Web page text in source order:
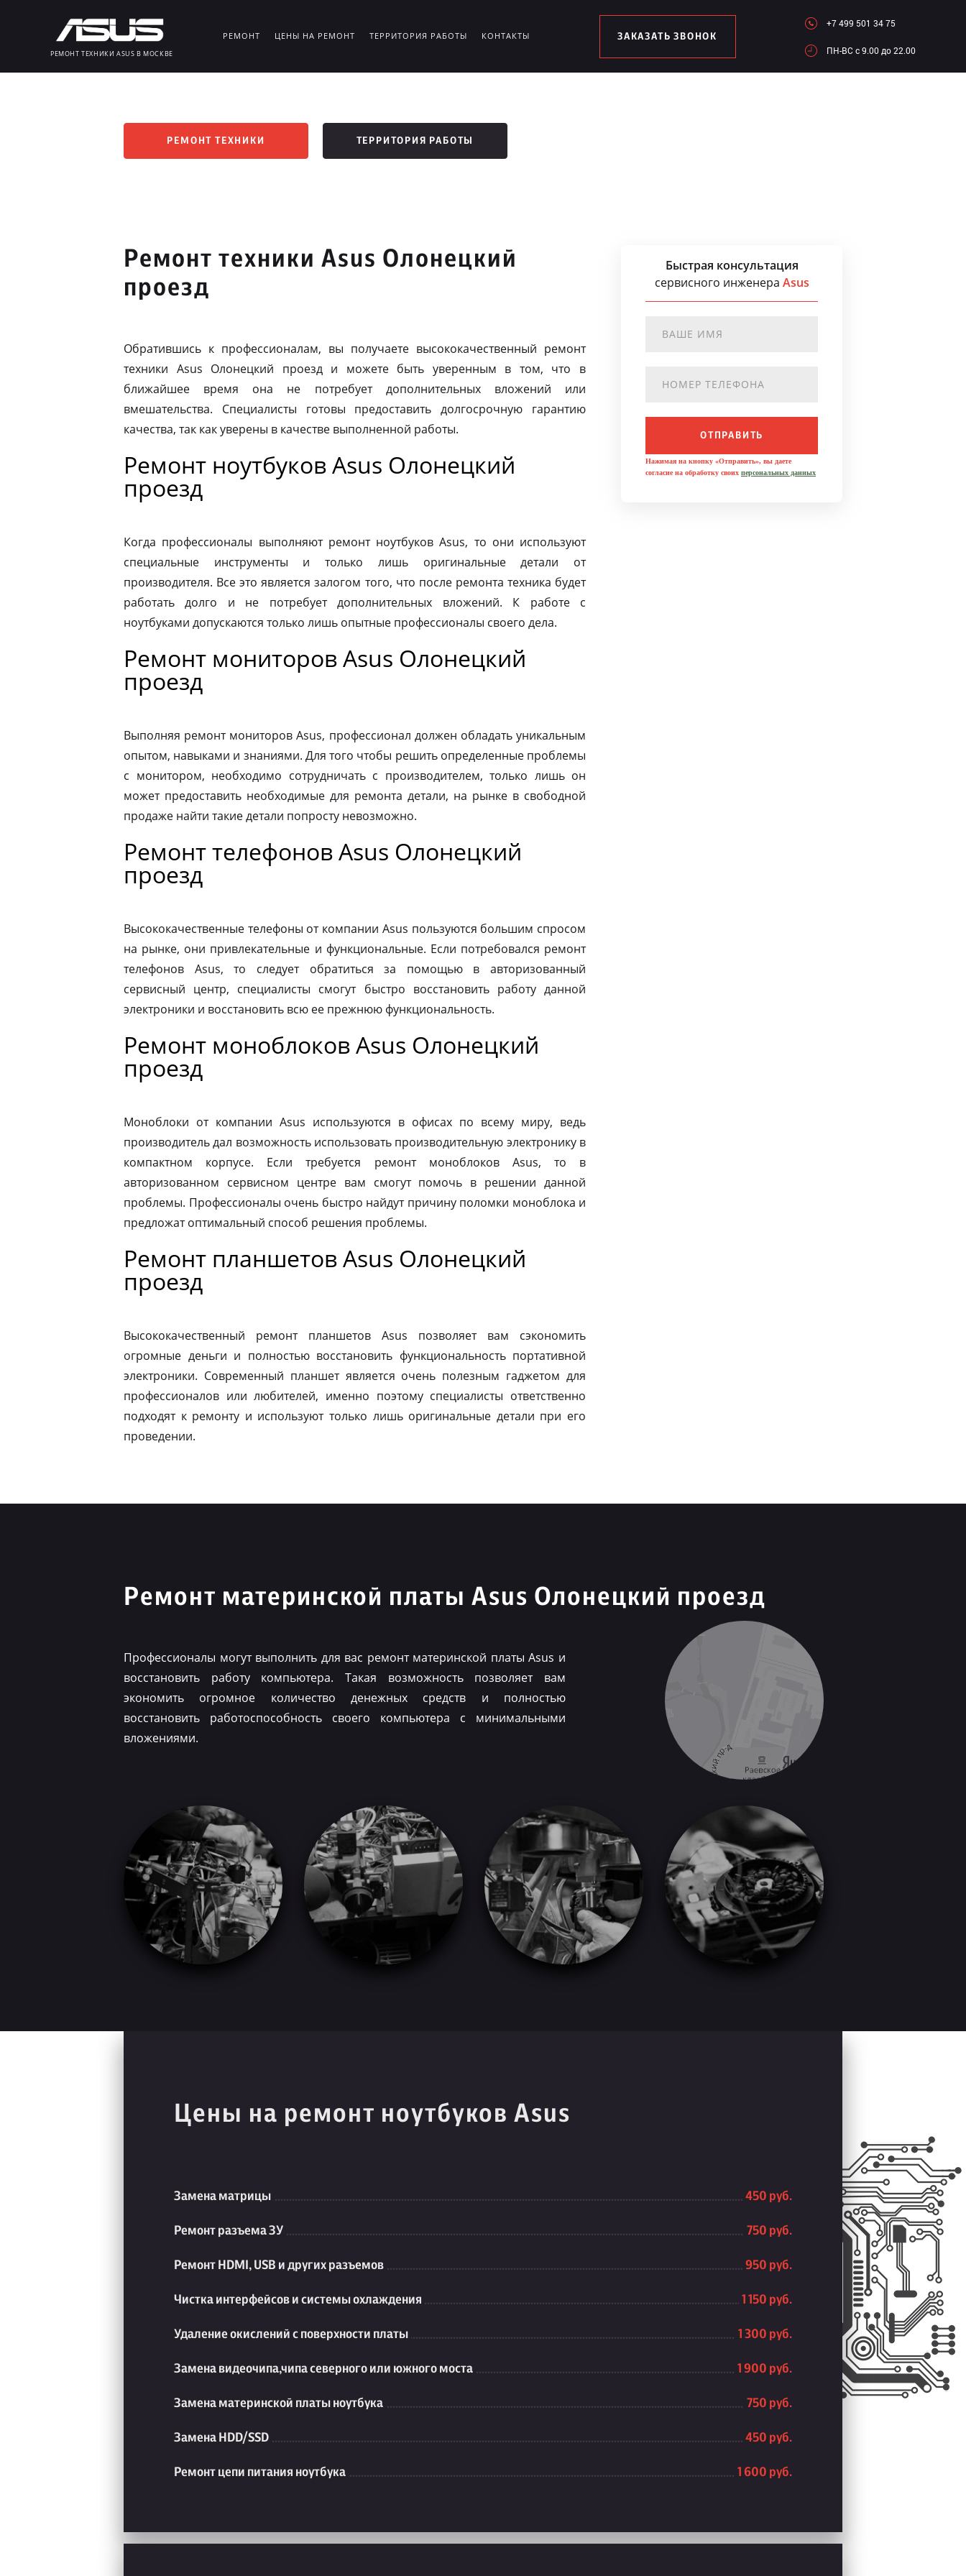
РЕМОНТ ТЕХНИКИ ASUS В МОСКВЕ
РЕМОНТ ЦЕНЫ НА РЕМОНТ ТЕРРИТОРИЯ РАБОТЫ КОНТАКТЫ ЗАКАЗАТЬ ЗВОНОК
+7 499 501 34 75
ПН-ВC c 9.00 до 22.00
РЕМОНТ ТЕХНИКИ ТЕРРИТОРИЯ РАБОТЫ
Ремонт техники Asus Олонецкий
проезд
Обратившись к профессионалам, вы получаете высококачественный ремонт
техники Asus Олонецкий проезд и можете быть уверенным в том, что в
ближайшее время она не потребует дополнительных вложений или
вмешательства. Специалисты готовы предоставить долгосрочную гарантию
качества, так как уверены в качестве выполненной работы.
Ремонт ноутбуков Asus Олонецкий
проезд
Когда профессионалы выполняют ремонт ноутбуков Asus, то они используют
специальные инструменты и только лишь оригинальные детали от
производителя. Все это является залогом того, что после ремонта техника будет
работать долго и не потребует дополнительных вложений. К работе с
ноутбуками допускаются только лишь опытные профессионалы своего дела.
Ремонт мониторов Asus Олонецкий
проезд
Выполняя ремонт мониторов Asus, профессионал должен обладать уникальным
опытом, навыками и знаниями. Для того чтобы решить определенные проблемы
с монитором, необходимо сотрудничать с производителем, только лишь он
может предоставить необходимые для ремонта детали, на рынке в свободной
продаже найти такие детали попросту невозможно.
Ремонт телефонов Asus Олонецкий
проезд
Высококачественные телефоны от компании Asus пользуются большим спросом
на рынке, они привлекательные и функциональные. Если потребовался ремонт
телефонов Asus, то следует обратиться за помощью в авторизованный
сервисный центр, специалисты смогут быстро восстановить работу данной
электроники и восстановить всю ее прежнюю функциональность.
Ремонт моноблоков Asus Олонецкий
проезд
Моноблоки от компании Asus используются в офисах по всему миру, ведь
производитель дал возможность использовать производительную электронику в
компактном корпусе. Если требуется ремонт моноблоков Asus, то в
авторизованном сервисном центре вам смогут помочь в решении данной
проблемы. Профессионалы очень быстро найдут причину поломки моноблока и
предложат оптимальный способ решения проблемы.
Ремонт планшетов Asus Олонецкий
проезд
Высококачественный ремонт планшетов Asus позволяет вам сэкономить
огромные деньги и полностью восстановить функциональность портативной
электроники. Современный планшет является очень полезным гаджетом для
профессионалов или любителей, именно поэтому специалисты ответственно
подходят к ремонту и используют только лишь оригинальные детали при его
проведении.
Быстрая консультация
сервисного инженера Asus
ОТПРАВИТЬ
Нажимая на кнопку «Отправить», вы даете
согласие на обработку своих персональных данных
Ремонт материнской платы Asus Олонецкий проезд
Профессионалы могут выполнить для вас ремонт материнской платы Asus и
восстановить работу компьютера. Такая возможность позволяет вам
экономить огромное количество денежных средств и полностью
восстановить работоспособность своего компьютера с минимальными
вложениями.
Цены на ремонт ноутбуков Asus
Замена матрицы 450 руб.
Ремонт разъема ЗУ 750 руб.
Ремонт HDMI, USB и других разъемов 950 руб.
Чистка интерфейсов и системы охлаждения 1 150 руб.
Удаление окислений с поверхности платы 1 300 руб.
Замена видеочипа,чипа северного или южного моста 1 900 руб.
Замена материнской платы ноутбука 750 руб.
Замена HDD/SSD 450 руб.
Ремонт цепи питания ноутбука 1 600 руб.